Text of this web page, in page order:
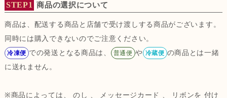
STEP1 商品の選択について
商品は、配送する商品と店舗で受け渡しする商品がございます。
同時には購入できないのでご注意ください。
冷凍便 での発送となる商品は、 普通便 や 冷蔵便 の商品とは一緒
に送れません。
※商品によっては、 のし 、 メッセージカード 、 リボンを 付け